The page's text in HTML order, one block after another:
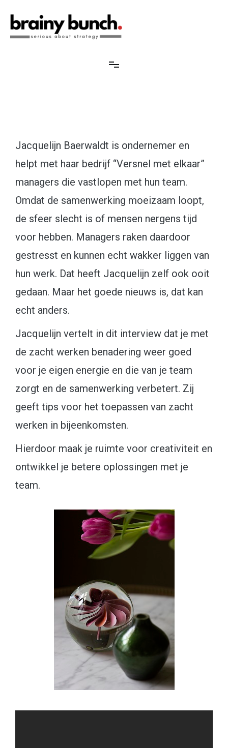
Jacquelijn Baerwaldt is ondernemer en
helpt met haar bedrijf “Versnel met elkaar”
managers die vastlopen met hun team.
Omdat de samenwerking moeizaam loopt,
de sfeer slecht is of mensen nergens tijd
voor hebben. Managers raken daardoor
gestresst en kunnen echt wakker liggen van
hun werk. Dat heeft Jacquelijn zelf ook ooit
gedaan. Maar het goede nieuws is, dat kan
echt anders.
Jacquelijn vertelt in dit interview dat je met
de zacht werken benadering weer goed
voor je eigen energie en die van je team
zorgt en de samenwerking verbetert. Zij
geeft tips voor het toepassen van zacht
werken in bijeenkomsten.
Hierdoor maak je ruimte voor creativiteit en
ontwikkel je betere oplossingen met je
team.